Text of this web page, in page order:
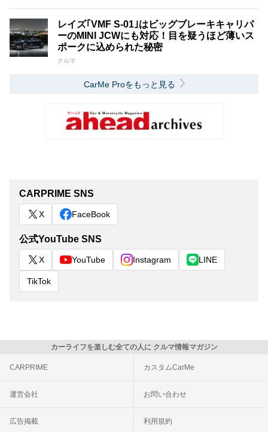
レイズ｢VMF S-01｣はビッグブレーキキャリパ
ーのMINI JCWにも対応！目を疑うほど薄いス
ポークに込められた秘密
クルマ
CarMe Proをもっと見る
CARPRIME SNS
X FaceBook
公式YouTube SNS
X YouTube Instagram LINE
TikTok
カーライフを楽しむ全ての人に クルマ情報マガジン
CARPRIME カスタムCarMe
運営会社 お問い合わせ
広告掲載 利用規約